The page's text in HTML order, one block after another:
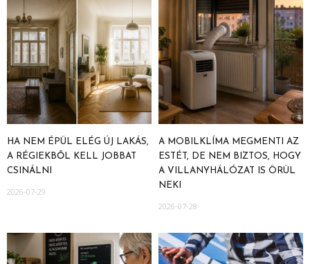
HA NEM ÉPÜL ELÉG ÚJ LAKÁS,
A RÉGIEKBŐL KELL JOBBAT
CSINÁLNI
2026-07-29
A MOBILKLÍMA MEGMENTI AZ
ESTÉT, DE NEM BIZTOS, HOGY
A VILLANYHÁLÓZAT IS ÖRÜL
NEKI
2026-07-28